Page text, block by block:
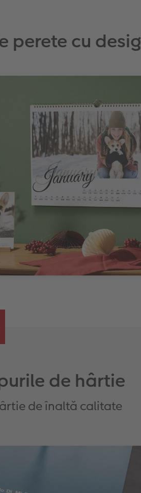
perete cu
de hârtie
de înaltă calitate